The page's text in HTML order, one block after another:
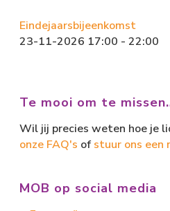
Eindejaarsbijeenkomst
23-11-2026 17:00 - 22:00
Te mooi om te
Wil jij precies weten hoe je
onze FAQ's of stuur ons een
MOB op social media